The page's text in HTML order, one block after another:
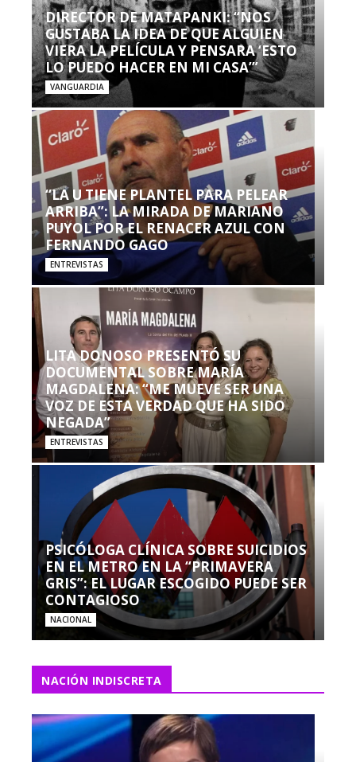
DIRECTOR DE MATAPANKI: “NOS
GUSTABA LA IDEA DE QUE ALGUIEN
VIERA LA PELÍCULA Y PENSARA ‘ESTO
LO PUEDO HACER EN MI CASA’”
VANGUARDIA
“LA U TIENE PLANTEL PARA PELEAR
ARRIBA”: LA MIRADA DE MARIANO
PUYOL POR EL RENACER AZUL CON
FERNANDO GAGO
ENTREVISTAS
LITA DONOSO PRESENTÓ SU
DOCUMENTAL SOBRE MARÍA
MAGDALENA: “ME MUEVE SER UNA
VOZ DE ESTA VERDAD QUE HA SIDO
NEGADA”
ENTREVISTAS
PSICÓLOGA CLÍNICA SOBRE SUICIDIOS
EN EL METRO EN LA “PRIMAVERA
GRIS”: EL LUGAR ESCOGIDO PUEDE SER
CONTAGIOSO
NACIONAL
NACIÓN INDISCRETA